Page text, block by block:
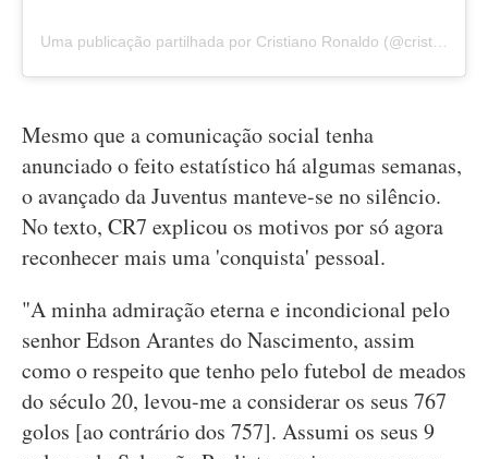
Mesmo que a comunicação social tenha
anunciado o feito estatístico há algumas semanas,
o avançado da Juventus manteve-se no silêncio.
No texto, CR7 explicou os motivos por só agora
reconhecer mais uma 'conquista' pessoal.
"A minha admiração eterna e incondicional pelo
senhor Edson Arantes do Nascimento, assim
como o respeito que tenho pelo futebol de meados
do século 20, levou-me a considerar os seus 767
golos [ao contrário dos 757]. Assumi os seus 9